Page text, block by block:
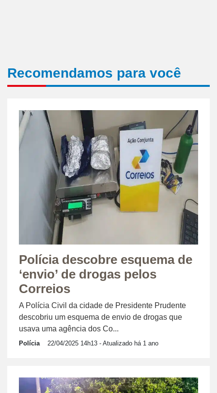
Recomendamos para você
Polícia descobre esquema de
‘envio’ de drogas pelos
Correios
A Polícia Civil da cidade de Presidente Prudente
descobriu um esquema de envio de drogas que
usava uma agência dos Co...
Polícia 22/04/2025 14h13 - Atualizado há 1 ano